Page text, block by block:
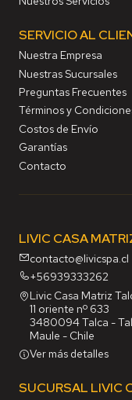
SERVICIO AL
Nuestra Empresa
Nuestras Sucursales
Preguntas Frecuentes
Términos y
Costos de Envío
Garantías
Contacto
LIVIC CASA
contacto@livicspa.cl
+56939333262
Livic Casa Matriz
11 oriente nº 633
3480094 Talca -
Maule - Chile
Ver más detalles
SUCURSAL LIVIC